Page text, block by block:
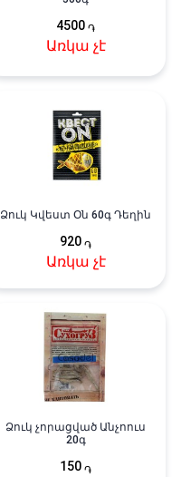
4500 ֏
Առկա չէ
Ձուկ Կվեստ Օն 60գ Դեղին
920 ֏
Առկա չէ
Ձուկ չորացված Անչոուս
20գ
150 ֏